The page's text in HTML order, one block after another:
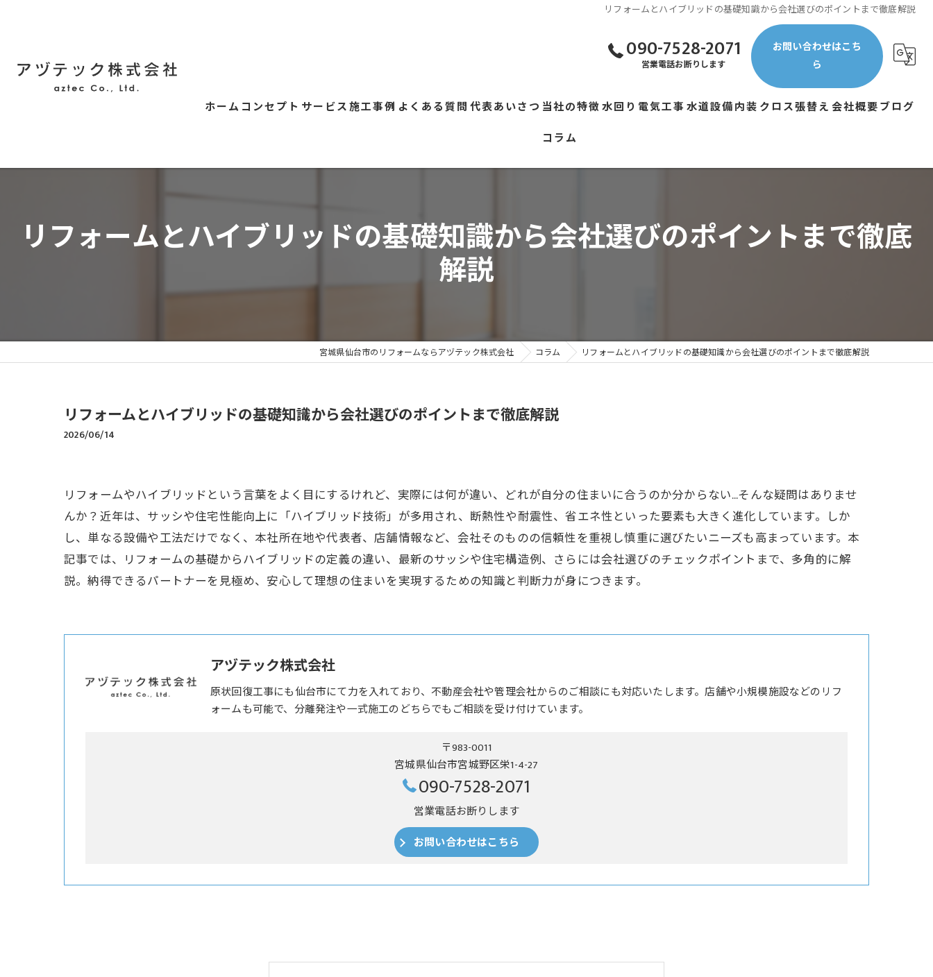
リフォームとハイブリッドの基礎知識から会社選びのポイントまで徹底解説
090-7528-2071
営業電話お断りします
お問い合わせはこち
ら
ホーム コンセプト サービス施工事例 よくある質問 代表あいさつ 当社の特徴水回り 電気工事 水道設備内装 クロス張替え 会社概要ブログ
コラム
リフォームとハイブリッドの基礎知識から会社選びのポイントまで徹底
解説
宮城県仙台市のリフォームならアヅテック株式会社 コラム リフォームとハイブリッドの基礎知識から会社選びのポイントまで徹底解説
リフォームとハイブリッドの基礎知識から会社選びのポイントまで徹底解説
2026/06/14
リフォームやハイブリッドという言葉をよく目にするけれど、実際には何が違い、どれが自分の住まいに合うのか分からない…そんな疑問はありませ
んか？近年は、サッシや住宅性能向上に「ハイブリッド技術」が多用され、断熱性や耐震性、省エネ性といった要素も大きく進化しています。しか
し、単なる設備や工法だけでなく、本社所在地や代表者、店舗情報など、会社そのものの信頼性を重視し慎重に選びたいニーズも高まっています。本
記事では、リフォームの基礎からハイブリッドの定義の違い、最新のサッシや住宅構造例、さらには会社選びのチェックポイントまで、多角的に解
説。納得できるパートナーを見極め、安心して理想の住まいを実現するための知識と判断力が身につきます。
アヅテック株式会社
原状回復工事にも仙台市にて力を入れており、不動産会社や管理会社からのご相談にも対応いたします。店舗や小規模施設などのリフ
ォームも可能で、分離発注や一式施工のどちらでもご相談を受け付けています。
〒983-0011
宮城県仙台市宮城野区栄1-4-27
090-7528-2071
営業電話お断りします
お問い合わせはこちら